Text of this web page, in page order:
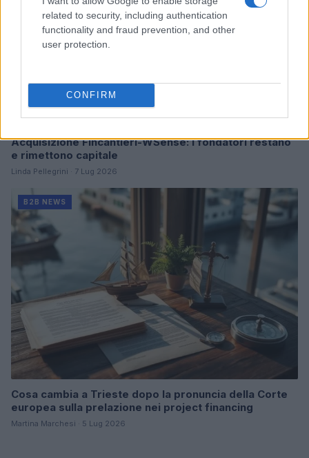
related to security, including authentication
functionality and fraud prevention, and other
user protection.
CONFIRM
Acquisizione Fincantieri-WSense: i fondatori restano
e rimettono capitale
Linda Pellegrini · 7 Lug 2026
B2B NEWS
Cosa cambia a Trieste dopo la pronuncia della Corte
europea sulla prelazione nei project financing
Martina Marchesi · 5 Lug 2026